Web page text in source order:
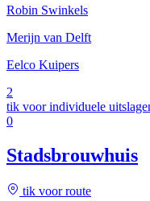
Robin Swinkels
Merijn van Delft
Eelco Kuipers
2
tik voor individuele
0
Stadsbrouwhuis
tik voor route